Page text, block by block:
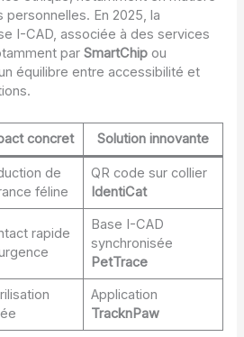
En 2025, la
I-CAD, associée à des services
parSmartChip ou
équilibre entre accessibilité et
concret Solution innovante
de
féline
QR code sur collier
IdentiCat
rapide
Base I-CAD
synchronisée
PetTrace
Application
TracknPaw